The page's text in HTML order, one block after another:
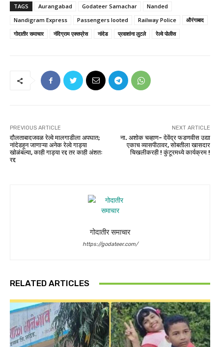
TAGS Aurangabad Godateer Samachar
Nanded
Nandigram Express
Passengers looted Railway Police
औरंगाबाद
गोदातीर समाचार
नंदिग्राम एक्सप्रेस नांदेड प्रवाशांना लुटले रेल्वे पोलीस
PREVIOUS ARTICLE
दौलताबादजवळ रेल्वे मालगाडीला अपघात;
नांदेडहून जाणाऱ्या अनेक रेल्वे गाड्या
खोळंबल्या, काही गाड्या रद्द तर काही अंशतः
रद्द
NEXT ARTICLE
ना. अशोक चव्हाण- देवेंद्र फडणवीस उद्या
एकाच व्यासपीठावर, सोबतीला खासदार
चिखलीकरही ! कुंटूरमध्ये कार्यक्रम !
गोदातीर समाचार
https://godateer.com/
RELATED ARTICLES